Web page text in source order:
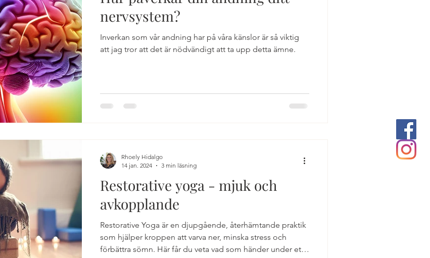
nervsystem?
Inverkan som vår andning har på våra känslor är så viktig
att jag tror att det är nödvändigt att ta upp detta ämne.
Restorative yoga - mjuk och
avkopplande
Restorative Yoga är en djupgående, återhämtande praktik
som hjälper kroppen att varva ner, minska stress och
förbättra sömn. Här får du veta vad som händer under ett
Rhoely Hidalgo
14 jan. 2024
3 min läsning